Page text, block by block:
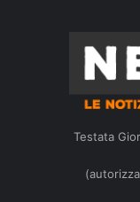
Testata